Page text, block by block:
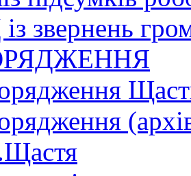
звернень